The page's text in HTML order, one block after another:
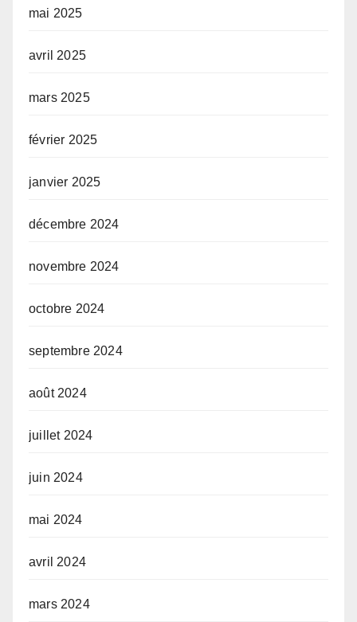
mai 2025
avril 2025
mars 2025
février 2025
janvier 2025
décembre 2024
novembre 2024
octobre 2024
septembre 2024
août 2024
juillet 2024
juin 2024
mai 2024
avril 2024
mars 2024